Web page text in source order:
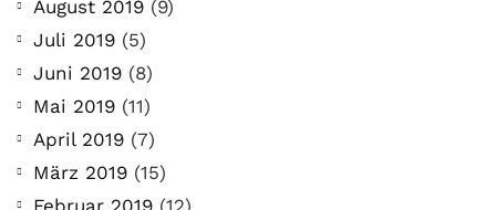
August 2019 (9)
Juli 2019 (5)
Juni 2019 (8)
Mai 2019 (11)
April 2019 (7)
März 2019 (15)